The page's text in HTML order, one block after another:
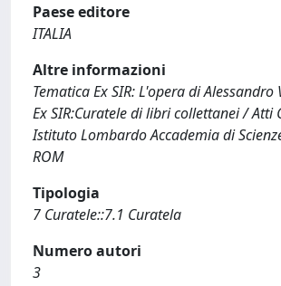
Paese editore
ITALIA
Altre informazioni
Tematica Ex SIR: L'opera di Alessandro
Ex SIR:Curatele di libri collettanei / Atti
Istituto Lombardo Accademia di
ROM
Tipologia
7 Curatele::7.1 Curatela
Numero autori
3